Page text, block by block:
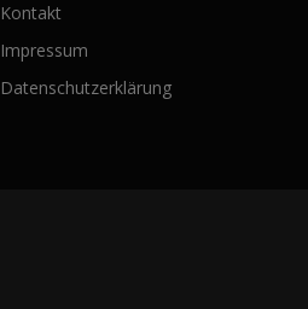
Kontakt
Impressum
Datenschutzerklärung